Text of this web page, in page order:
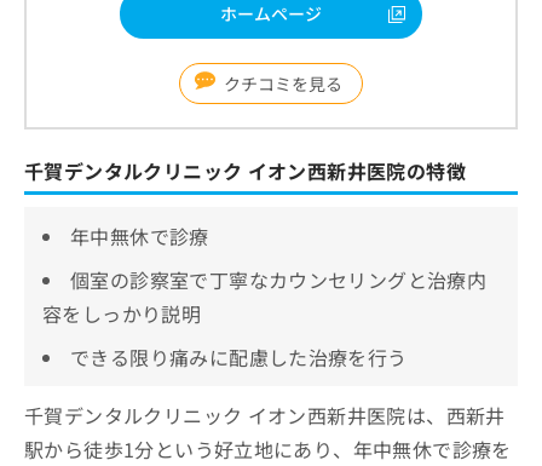
ホームページ
クチコミを見る
千賀デンタルクリニック イオン西新井医院の特徴
年中無休で診療
個室の診察室で丁寧なカウンセリングと治療内
容をしっかり説明
できる限り痛みに配慮した治療を行う
千賀デンタルクリニック イオン西新井医院は、西新井
駅から徒歩1分という好立地にあり、年中無休で診療を